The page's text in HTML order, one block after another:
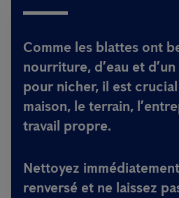
Comme les blattes ont
nourriture, d’eau et
pour nicher, il est
maison, le terrain,
travail propre.
Nettoyez
renversé et ne laissez